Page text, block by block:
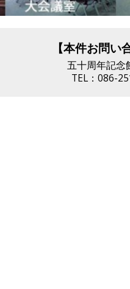
【本件お問い
五十周年記念
TEL：086-